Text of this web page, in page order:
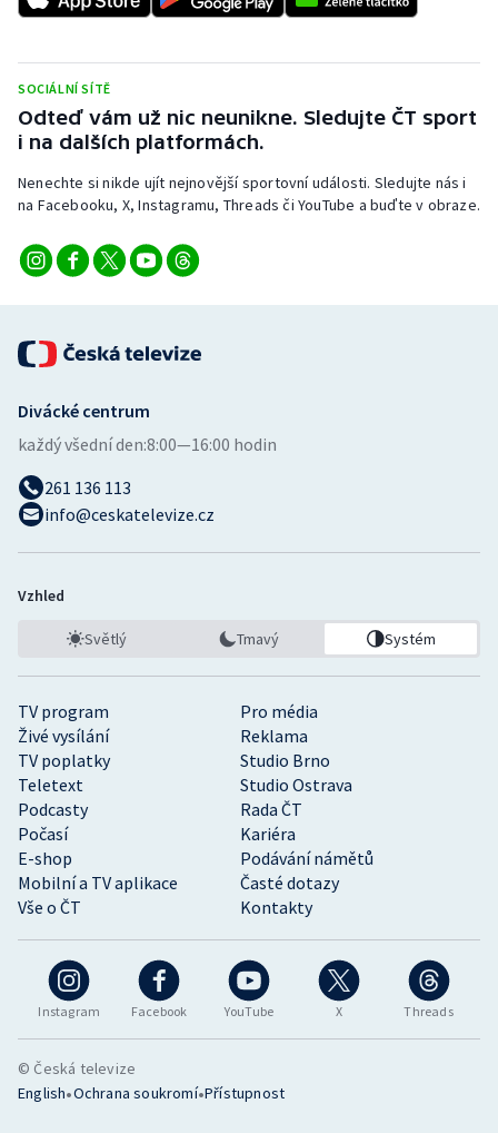
SOCIÁLNÍ SÍTĚ
Odteď vám už nic neunikne. Sledujte ČT sport
i na dalších platformách.
Nenechte si nikde ujít nejnovější sportovní události. Sledujte nás i
na Facebooku, X, Instagramu, Threads či YouTube a buďte v obraze.
Instagram Facebook YouTube X Threads
TV program
Pro média
Živé vysílání
Reklama
TV poplatky
Studio Brno
Teletext
Studio Ostrava
Podcasty
Rada ČT
Počasí
Kariéra
E-shop
Podávání námětů
Mobilní a TV aplikace
Časté dotazy
Vše o ČT
Kontakty
Divácké centrum
každý všední den:8:00—16:00 hodin
261 136 113
info@ceskatelevize.cz
Vzhled
Světlý Tmavý Systém
© Česká televize
English•Ochrana soukromí•Přístupnost